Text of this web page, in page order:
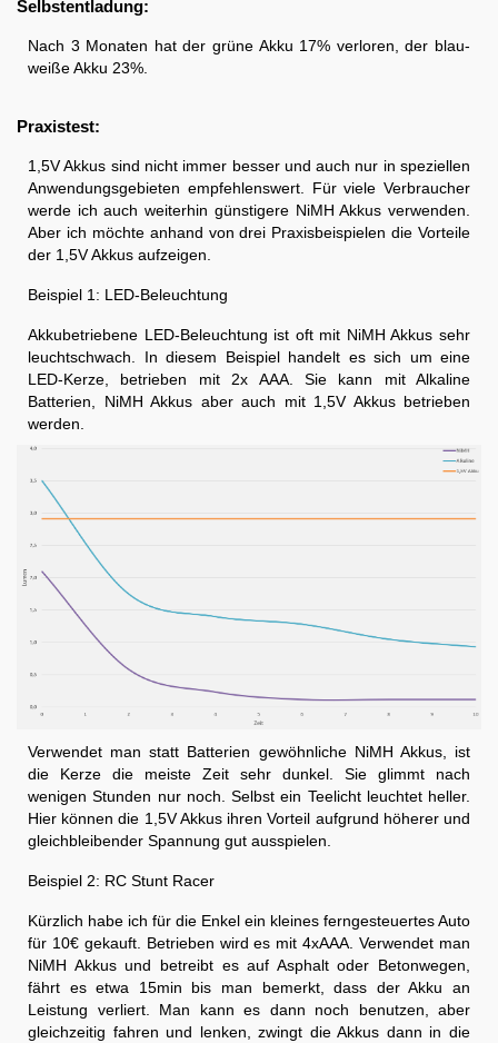
Selbstentladung:
Nach 3 Monaten hat der grüne Akku 17% verloren, der blau-
weiße Akku 23%.
Praxistest:
1,5V Akkus sind nicht immer besser und auch nur in speziellen
Anwendungsgebieten empfehlenswert. Für viele Verbraucher
werde ich auch weiterhin günstigere NiMH Akkus verwenden.
Aber ich möchte anhand von drei Praxisbeispielen die Vorteile
der 1,5V Akkus aufzeigen.
Beispiel 1: LED-Beleuchtung
Akkubetriebene LED-Beleuchtung ist oft mit NiMH Akkus sehr
leuchtschwach. In diesem Beispiel handelt es sich um eine
LED-Kerze, betrieben mit 2x AAA. Sie kann mit Alkaline
Batterien, NiMH Akkus aber auch mit 1,5V Akkus betrieben
werden.
Verwendet man statt Batterien gewöhnliche NiMH Akkus, ist
die Kerze die meiste Zeit sehr dunkel. Sie glimmt nach
wenigen Stunden nur noch. Selbst ein Teelicht leuchtet heller.
Hier können die 1,5V Akkus ihren Vorteil aufgrund höherer und
gleichbleibender Spannung gut ausspielen.
Beispiel 2: RC Stunt Racer
Kürzlich habe ich für die Enkel ein kleines ferngesteuertes Auto
für 10€ gekauft. Betrieben wird es mit 4xAAA. Verwendet man
NiMH Akkus und betreibt es auf Asphalt oder Betonwegen,
fährt es etwa 15min bis man bemerkt, dass der Akku an
Leistung verliert. Man kann es dann noch benutzen, aber
gleichzeitig fahren und lenken, zwingt die Akkus dann in die